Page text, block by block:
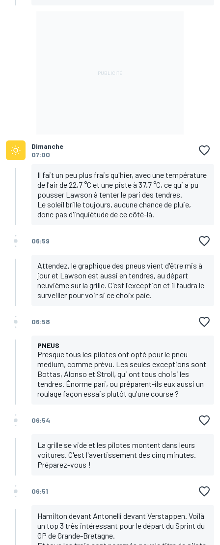
Dimanche
07:00
Il fait un peu plus frais qu'hier, avec une température
de l'air de 22,7 °C et une piste à 37,7 °C, ce qui a pu
pousser Lawson à tenter le pari des tendres.
Le soleil brille toujours, aucune chance de pluie,
donc pas d'inquiétude de ce côté-là.
06:59
Attendez, le graphique des pneus vient d'être mis à
jour et Lawson est aussi en tendres, au départ
neuvième sur la grille. C'est l'exception et il faudra le
surveiller pour voir si ce choix paie.
06:58
PNEUS
Presque tous les pilotes ont opté pour le pneu
medium, comme prévu. Les seules exceptions sont
Bottas, Alonso et Stroll, qui ont tous choisi les
tendres. Énorme pari, ou préparent-ils eux aussi un
roulage façon essais plutôt qu'une course ?
06:54
La grille se vide et les pilotes montent dans leurs
voitures. C'est l'avertissement des cinq minutes.
Préparez-vous !
06:51
Hamilton devant Antonelli devant Verstappen. Voilà
un top 3 très intéressant pour le départ du Sprint du
GP de Grande-Bretagne.